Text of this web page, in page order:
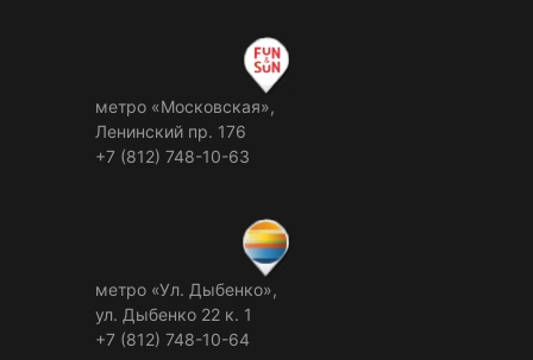
метро «Московская»,
Ленинский пр. 176
+7 (812) 748-10-63
метро «Ул. Дыбенко»,
ул. Дыбенко 22 к. 1
+7 (812) 748-10-64